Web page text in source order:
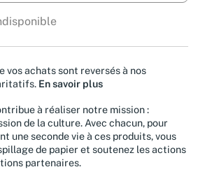
vos achats sont reversés à nos
En savoir plus
à réaliser notre mission :
de la culture. Avec chacun, pour
une seconde vie à ces produits, vous
de papier et soutenez les actions
partenaires.